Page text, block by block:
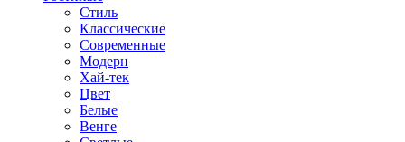
Стиль
Классические
Современные
Модерн
Хай-тек
Цвет
Белые
Венге